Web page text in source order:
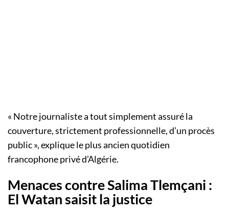
« Notre journaliste a tout simplement assuré la
couverture, strictement professionnelle, d’un procès
public », explique le plus ancien quotidien
francophone privé d’Algérie.
Menaces contre Salima Tlemçani :
El Watan saisit la justice